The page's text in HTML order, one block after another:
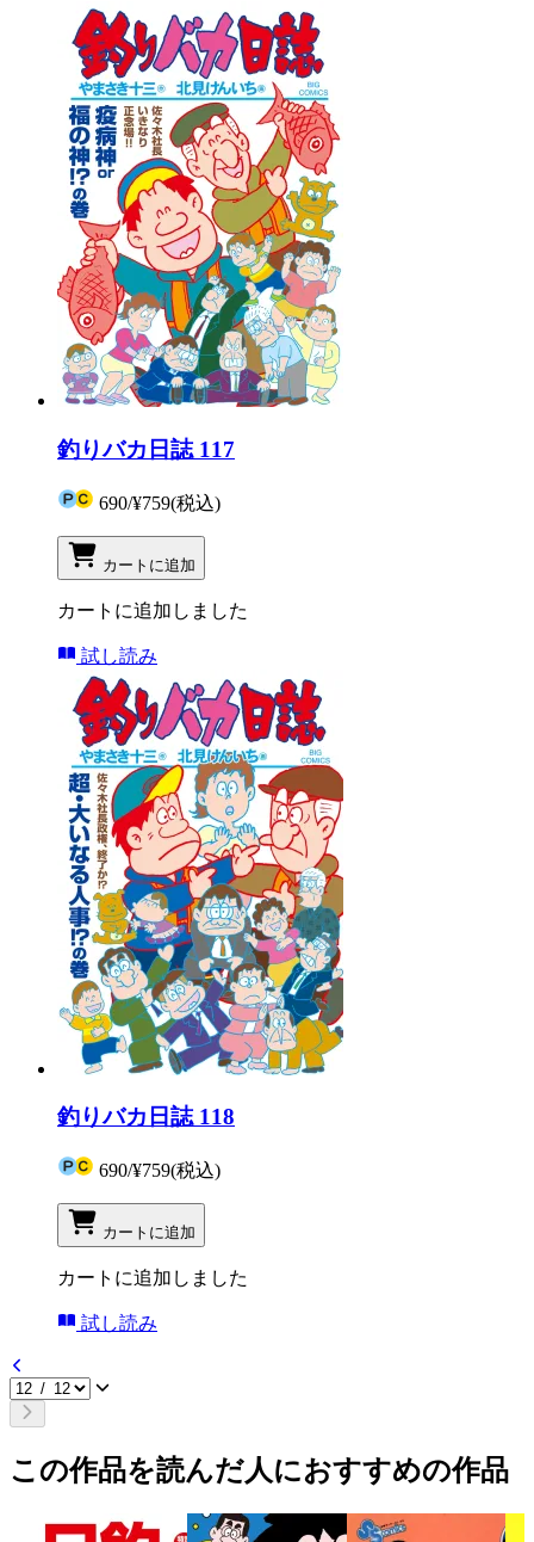
釣りバカ日誌 117
690/¥759(税込)
カートに追加
カートに追加しました
試し読み
釣りバカ日誌 118
690/¥759(税込)
カートに追加
カートに追加しました
試し読み
この作品を読んだ人におすすめの作品